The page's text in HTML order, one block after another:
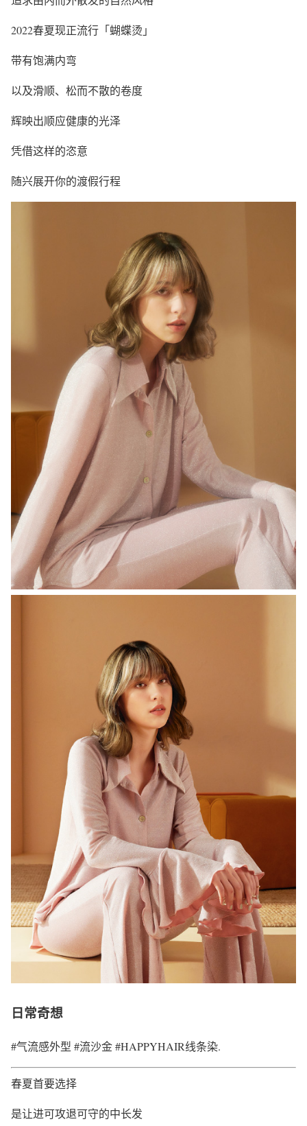
2022春夏现正流行「蝴蝶烫」
带有饱满内弯
以及滑顺、松而不散的卷度
辉映出顺应健康的光泽
凭借这样的恣意
随兴展开你的渡假行程
日常奇想
#气流感外型 #流沙金 #HAPPYHAIR线条染.
春夏首要选择
是让进可攻退可守的中长发